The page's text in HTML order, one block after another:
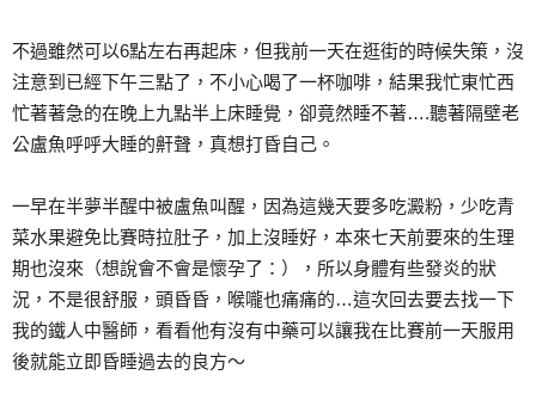
不過雖然可以6點左右再起床，但我前一天在逛街的時候失策，沒
注意到已經下午三點了，不小心喝了一杯咖啡，結果我忙東忙西
忙著著急的在晚上九點半上床睡覺，卻竟然睡不著….聽著隔壁老
公盧魚呼呼大睡的鼾聲，真想打昏自己。
一早在半夢半醒中被盧魚叫醒，因為這幾天要多吃澱粉，少吃青
菜水果避免比賽時拉肚子，加上沒睡好，本來七天前要來的生理
期也沒來（想說會不會是懷孕了：），所以身體有些發炎的狀
況，不是很舒服，頭昏昏，喉嚨也痛痛的…這次回去要去找一下
我的鐵人中醫師，看看他有沒有中藥可以讓我在比賽前一天服用
後就能立即昏睡過去的良方～